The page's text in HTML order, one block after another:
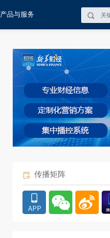
产品与服务
传播矩阵